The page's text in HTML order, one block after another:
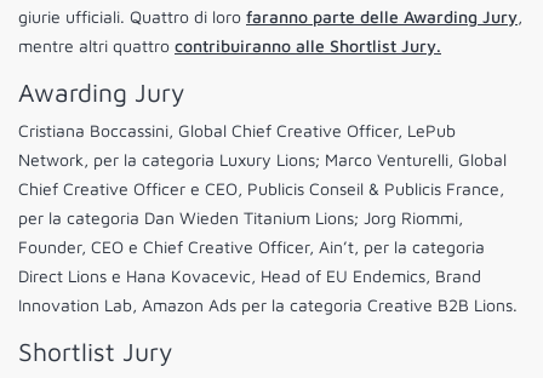
giurie ufficiali. Quattro di loro faranno parte delle Awarding Jury,
mentre altri quattro contribuiranno alle Shortlist Jury.
Awarding Jury
Cristiana Boccassini, Global Chief Creative Officer, LePub
Network, per la categoria Luxury Lions; Marco Venturelli, Global
Chief Creative Officer e CEO, Publicis Conseil & Publicis France,
per la categoria Dan Wieden Titanium Lions; Jorg Riommi,
Founder, CEO e Chief Creative Officer, Ain’t, per la categoria
Direct Lions e Hana Kovacevic, Head of EU Endemics, Brand
Innovation Lab, Amazon Ads per la categoria Creative B2B Lions.
Shortlist Jury